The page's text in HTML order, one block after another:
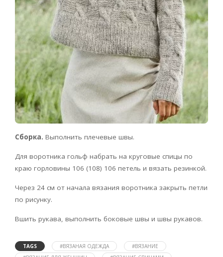
Сборка. Выполнить плечевые швы.
Для воротника гольф набрать на круговые спицы по
краю горловины 106 (108) 106 петель и вязать резинкой.
Через 24 см от начала вязания воротника закрыть петли
по рисунку.
Вшить рукава, выполнить боковые швы и швы рукавов.
TAGS #ВЯЗАНАЯ ОДЕЖДА
#ВЯЗАНИЕ